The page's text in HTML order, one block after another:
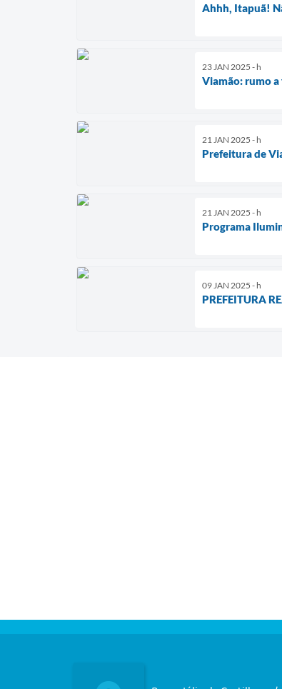
Ahhh, Itapuã!
23 JAN 2025 - h
Viamão: rumo
21 JAN 2025 - h
Prefeitura de
21 JAN 2025 - h
Programa
09 JAN 2025 - h
PREFEITURA